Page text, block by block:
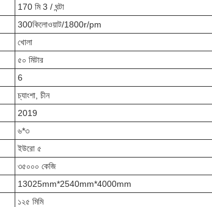
170 মি 3 / ঘন্টা
300কিলোওয়াট/1800r/pm
খোলা
৫০ মিটার
6
চ্যাংশা, চীন
2019
৬*৩
ইউরো ৫
৩৫০০০ কেজি
13025mm*2540mm*4000mm
১২৫ মিমি